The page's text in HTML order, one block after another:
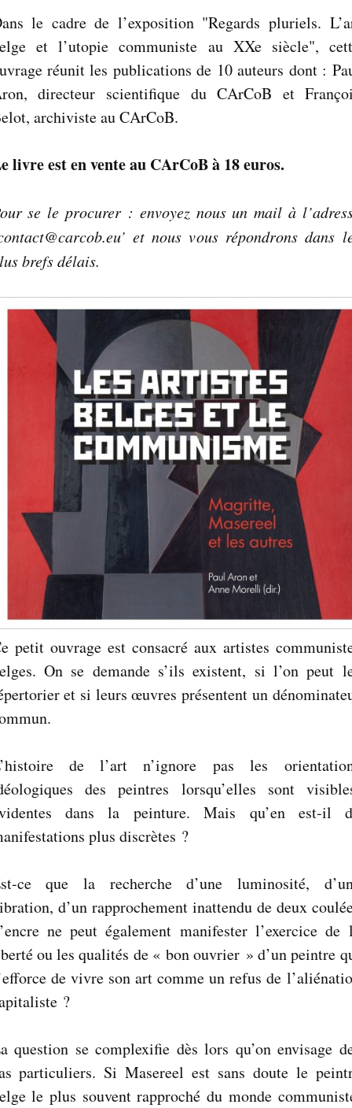
le cadre de l’exposition "Regards pluriels.
et l’utopie communiste au XXe siècle",
réunit les publications de 10 auteurs dont :
directeur scientifique du CArCoB et
archiviste au CArCoB.
livre est en vente au CArCoB à 18 euros.
se le procurer : envoyez nous un mail à
et nous vous répondrons dans
brefs délais.
petit ouvrage est consacré aux artistes
On se demande s’ils existent, si l’on peut
et si leurs œuvres présentent un
de l’art n’ignore pas les
des peintres lorsqu’elles sont
dans la peinture. Mais qu’en est-il
plus discrètes ?
ce que la recherche d’une luminosité,
d’un rapprochement inattendu de deux
ne peut également manifester l’exercice de
ou les qualités de « bon ouvrier » d’un peintre
de vivre son art comme un refus de
?
question se complexifie dès lors qu’on envisage
particuliers. Si Masereel est sans doute le
le plus souvent rapproché du monde